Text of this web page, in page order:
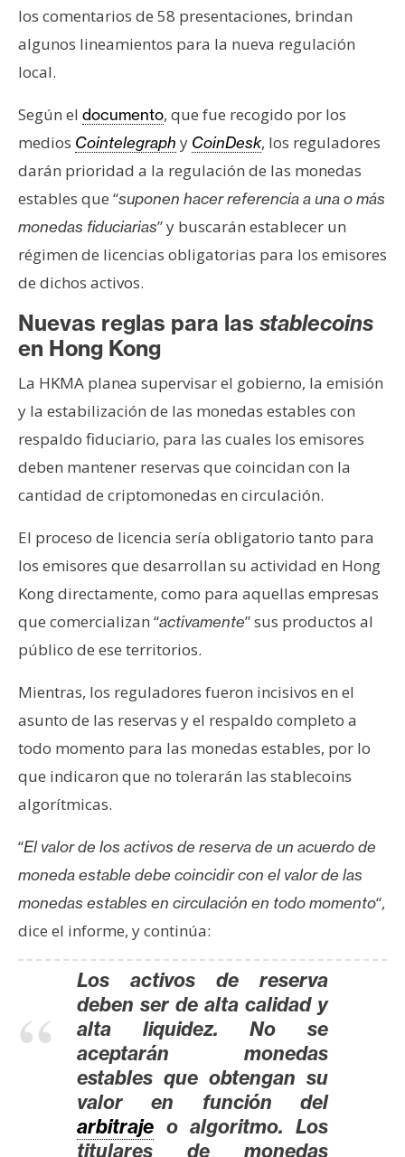
N
o
d
e
P
r
e
n
s
a
T
m
a
s
R
c
u
r
s
s
C
o
n
a
t
o
y
P
los comentarios de 58 presentaciones, brindan
algunos lineamientos para la nueva regulación
local.
Según el documento, que fue recogido por los
medios Cointelegraph y CoinDesk, los reguladores
darán prioridad a la regulación de las monedas
estables que “suponen hacer referencia a una o más
monedas fiduciarias” y buscarán establecer un
régimen de licencias obligatorias para los emisores
de dichos activos.
Nuevas reglas para las stablecoins
en Hong Kong
La HKMA planea supervisar el gobierno, la emisión
y la estabilización de las monedas estables con
respaldo fiduciario, para las cuales los emisores
deben mantener reservas que coincidan con la
cantidad de criptomonedas en circulación.
El proceso de licencia sería obligatorio tanto para
los emisores que desarrollan su actividad en Hong
Kong directamente, como para aquellas empresas
que comercializan “activamente” sus productos al
público de ese territorios.
Mientras, los reguladores fueron incisivos en el
asunto de las reservas y el respaldo completo a
todo momento para las monedas estables, por lo
que indicaron que no tolerarán las stablecoins
algorítmicas.
“El valor de los activos de reserva de un acuerdo de
moneda estable debe coincidir con el valor de las
monedas estables en circulación en todo momento“,
dice el informe, y continúa:
Los activos de reserva
deben ser de alta calidad y
alta liquidez. No se
aceptarán monedas
estables que obtengan su
valor en función del
arbitraje o algoritmo. Los
titulares de monedas